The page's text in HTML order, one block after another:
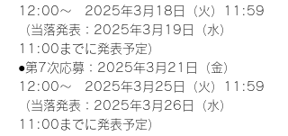
12:00～　2025年3月18日（火）11:59
（当落発表：2025年3月19日（水）
11:00までに発表予定）
●第7次応募：2025年3月21日（金）
12:00～　2025年3月25日（火）11:59
（当落発表：2025年3月26日（水）
11:00までに発表予定）